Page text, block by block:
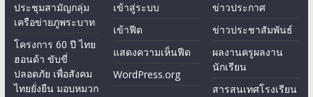
ประชุมสามัญกลุ่ม
เครือข่ายภูพระบาท
โครงการ 60 ปี ไทย
ฮอนด้า ขับขี่
ปลอดภัย เพื่อสังคม
ไทยยั่งยืน มอบหมวก
เข้าสู่ระบบ
เข้าฟีด
แสดงความเห็นฟีด
WordPress.org
ข่าวประกาศ
ข่าวประชาสัมพันธ์
ผลงานครูผลงาน
นักเรียน
สารสนเทศโรงเรียน